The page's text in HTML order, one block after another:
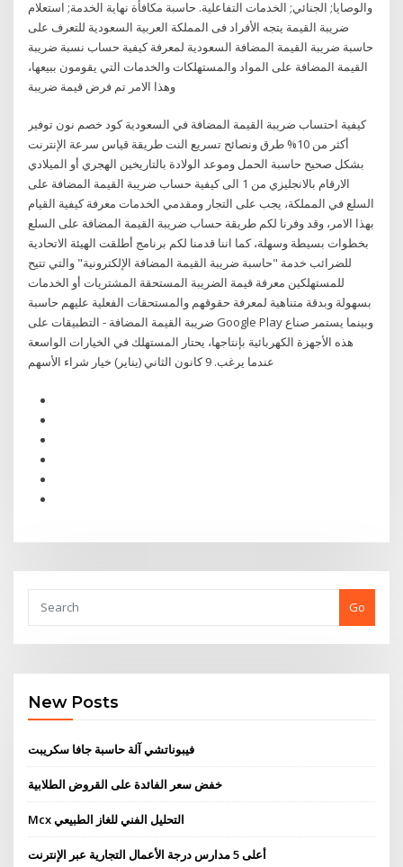
والوصايا; الجنائي; الخدمات التفاعلية. حاسبة مكافأة نهاية الخدمة; استعلام
ضريبة القيمة يتجه الأفراد فى المملكة العربية السعودية للتعرف على
حاسبة ضريبة القيمة المضافة السعودية لمعرفة كيفية حساب نسبة ضريبة
القيمة المضافة على المواد والمستهلكات والخدمات التي يقومون ببيعها،
وهذا الامر تم فرض قيمة ضريبة
كيفية احتساب ضريبة القيمة المضافة في السعودية كود خصم نون توفير
أكثر من 10% طرق ونصائح تسريع النت طريقة قياس سرعة الإنترنت
بشكل صحيح حاسبة الحمل وموعد الولادة بالتاريخين الهجري أو الميلادي
الارقام بالانجليزي من 1 الى كيفية حساب ضريبة القيمة المضافة على
السلع في المملكة، يجب على التجار ومقدمي الخدمات معرفة كيفية القيام
بهذا الامر، وقد وفرنا لكم طريقة حساب ضريبة القيمة المضافة على السلع
بخطوات بسيطة وسهلة، كما اننا قدمنا لكم برنامج أطلقت الهيئة الاتحادية
للضرائب خدمة "حاسبة ضريبة القيمة المضافة الإلكترونية" والتي تتيح
للمستهلكين معرفة قيمة الضريبة المستحقة المشتريات أو الخدمات
بسهولة وبدقة متناهية لمعرفة حقوقهم والمستحقات الفعلية عليهم حاسبة
ضريبة القيمة المضافة - التطبيقات على Google Play وبينما يستمر صناع
هذه الأجهزة الكهربائية بإنتاجها، يحتار المستهلك في الخيارات الواسعة
عندما يرغب. 9 كانون الثاني (يناير) خيار شراء الأسهم
Go
New Posts
فيبوناتشي آلة حاسبة جافا سكريبت
خفض سعر الفائدة على القروض الطلابية
Mcx التحليل الفني للغاز الطبيعي
أعلى 5 مدارس درجة الأعمال التجارية عبر الإنترنت